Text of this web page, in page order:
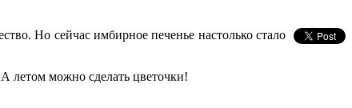
Но сейчас имбирное печенье настолько стало
летом можно сделать цветочки!